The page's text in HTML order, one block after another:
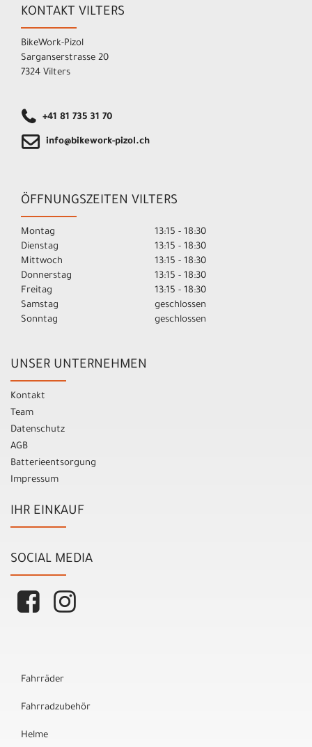
KONTAKT VILTERS
BikeWork-Pizol
Sarganserstrasse 20
7324 Vilters
+41 81 735 31 70
info@bikework-pizol.ch
ÖFFNUNGSZEITEN VILTERS
Montag
13:15 - 18:30
Dienstag
13:15 - 18:30
Mittwoch
13:15 - 18:30
Donnerstag
13:15 - 18:30
Freitag
13:15 - 18:30
Samstag
geschlossen
Sonntag
geschlossen
UNSER UNTERNEHMEN
Kontakt
Team
Datenschutz
AGB
Batterieentsorgung
Impressum
IHR EINKAUF
SOCIAL MEDIA
Fahrräder
Fahrradzubehör
Helme